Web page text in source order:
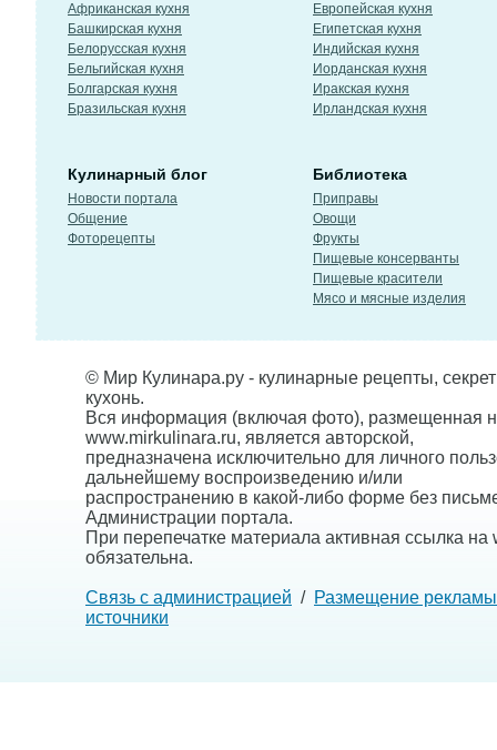
Африканская кухня
Башкирская кухня
Белорусская кухня
Бельгийская кухня
Болгарская кухня
Бразильская кухня
Европейская кухня
Египетская кухня
Индийская кухня
Иорданская кухня
Иракская кухня
Ирландская кухня
Кулинарный блог
Новости портала
Общение
Фоторецепты
Библиотека
Приправы
Овощи
Фрукты
Пищевые консерванты
Пищевые красители
Мясо и мясные изделия
© Мир Кулинара.ру - кулинарные рецепты,
кухонь.
Вся информация (включая фото), размещенная
www.mirkulinara.ru, является авторской,
предназначена исключительно для личного
дальнейшему воспроизведению и/или
распространению в какой-либо форме без
Администрации портала.
При перепечатке материала активная ссылка на
обязательна.
Связь с администрацией / Размещение рекламы
источники